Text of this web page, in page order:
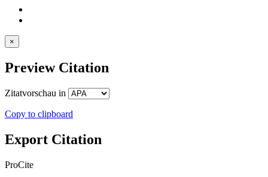
×
Preview Citation
Zitatvorschau in
Copy to clipboard
Export Citation
ProCite